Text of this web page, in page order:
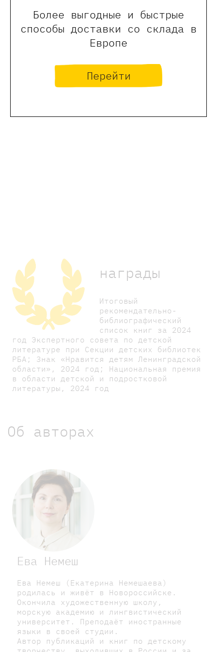
Более выгодные и быстрые
способы доставки со склада в
Европе
Перейти
награды
Итоговый
рекомендательно-
библиографический
список книг за 2024
год Экспертного совета по детской
литературе при Секции детских библиотек
РБА; Знак «Нравится детям Ленинградской
области», 2024 год; Национальная премия
в области детской и подростковой
литературы, 2024 год
Об авторах
Ева Немеш
Ева Немеш (Екатерина Немешаева)
родилась и живёт в Новороссийске.
Окончила художественную школу,
морскую академию и лингвистический
университет. Преподаёт иностранные
языки в своей студии.
Автор публикаций и книг по детскому